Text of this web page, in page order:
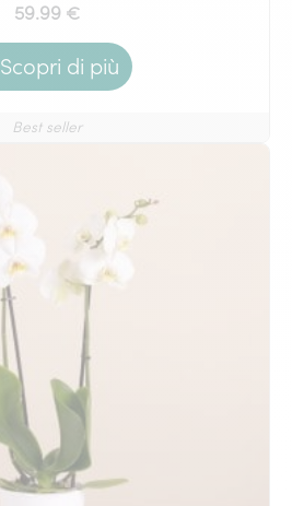
59.99 €
Scopri di più
Best seller